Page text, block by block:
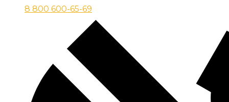
8 800 600-65-69